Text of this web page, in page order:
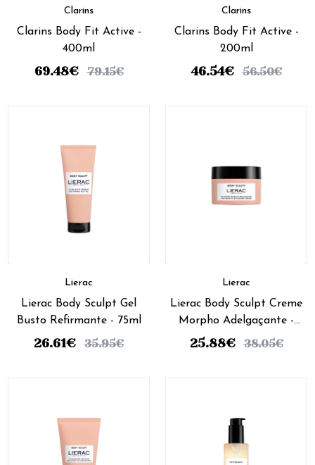
Clarins
Clarins Body Fit Active -
400ml
69.48€ 79.15€
Clarins
Clarins Body Fit Active -
200ml
46.54€ 56.50€
Lierac
Lierac Body Sculpt Gel
Busto Refirmante - 75ml
26.61€ 35.95€
Lierac
Lierac Body Sculpt Creme
Morpho Adelgaçante -
200ml
25.88€ 38.05€